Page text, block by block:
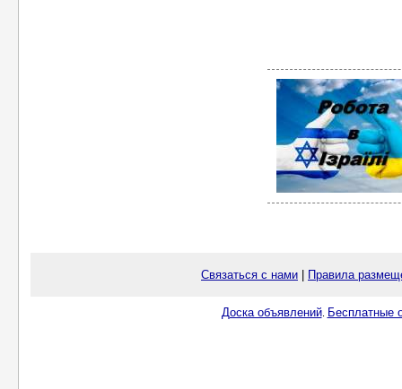
Связаться с нами Правила
Доска объявлений. Бесплатные